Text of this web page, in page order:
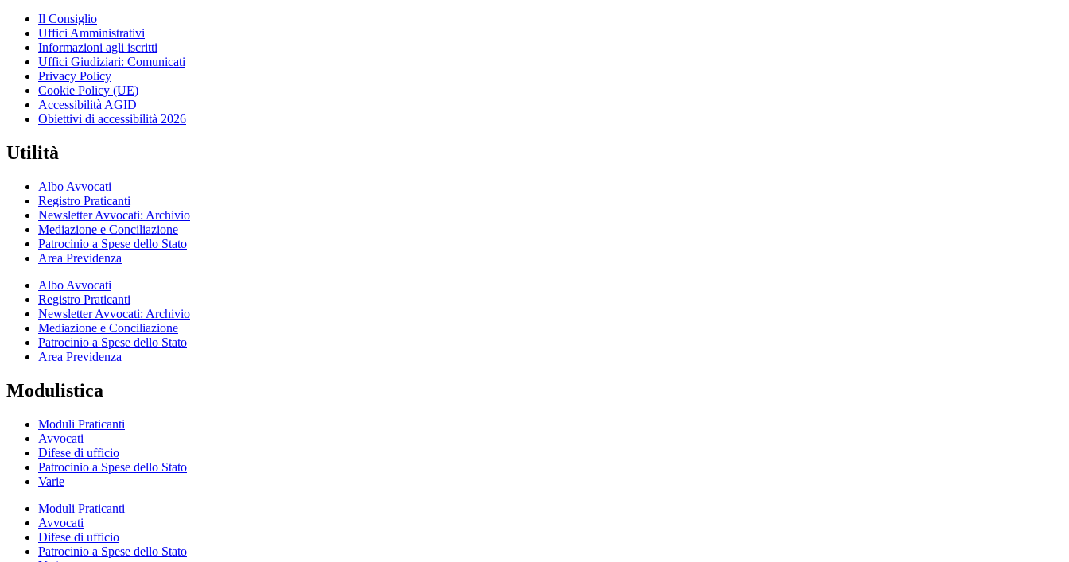
Il Consiglio
Uffici Amministrativi
Informazioni agli iscritti
Uffici Giudiziari: Comunicati
Privacy Policy
Cookie Policy (UE)
Accessibilità AGID
Obiettivi di accessibilità 2026
Utilità
Albo Avvocati
Registro Praticanti
Newsletter Avvocati: Archivio
Mediazione e Conciliazione
Patrocinio a Spese dello Stato
Area Previdenza
Albo Avvocati
Registro Praticanti
Newsletter Avvocati: Archivio
Mediazione e Conciliazione
Patrocinio a Spese dello Stato
Area Previdenza
Modulistica
Moduli Praticanti
Avvocati
Difese di ufficio
Patrocinio a Spese dello Stato
Varie
Moduli Praticanti
Avvocati
Difese di ufficio
Patrocinio a Spese dello Stato